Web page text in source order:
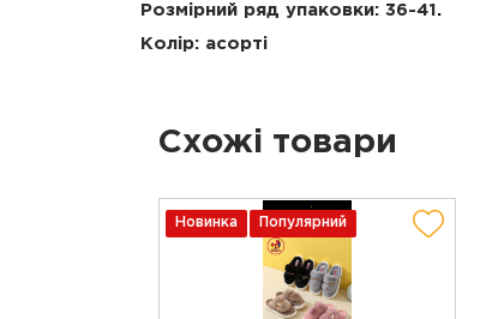
Розмірний ряд упаковки: 36-41 .
Колір: асорті
Схожі товари
Новинка Популярний